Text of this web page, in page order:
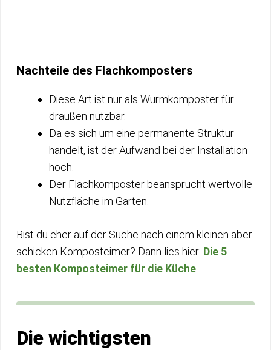
Nachteile des Flachkomposters
Diese Art ist nur als Wurmkomposter für
draußen nutzbar.
Da es sich um eine permanente Struktur
handelt, ist der Aufwand bei der Installation
hoch.
Der Flachkomposter beansprucht wertvolle
Nutzfläche im Garten.
Bist du eher auf der Suche nach einem kleinen aber
schicken Komposteimer? Dann lies hier: Die 5
besten Komposteimer für die Küche
Die wichtigsten